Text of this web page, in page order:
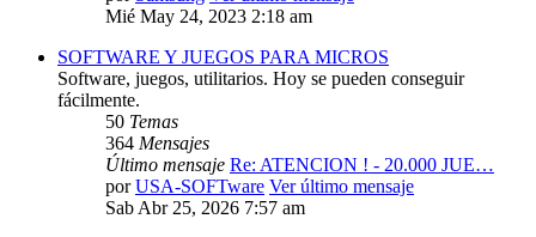
Mié May 24, 2023 2:18 am
SOFTWARE Y JUEGOS PARA MICROS
Software, juegos, utilitarios. Hoy se pueden conseguir
fácilmente.
50 Temas
364 Mensajes
Último mensaje Re: ATENCION ! - 20.000 JUE…
porUSA-SOFTware Ver último mensaje
Sab Abr 25, 2026 7:57 am